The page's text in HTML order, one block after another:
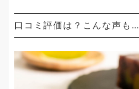
口コミ評価は？こんな声も…